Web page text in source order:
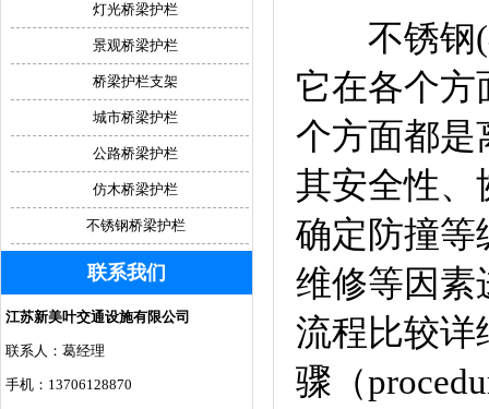
不锈钢(
它在各个方
个方面都是
其安全性、
确定防撞等
维修等因素
流程比较详
骤（
灯光桥梁护栏
景观桥梁护栏
桥梁护栏支架
城市桥梁护栏
公路桥梁护栏
仿木桥梁护栏
不锈钢桥梁护栏
联系我们
江苏新美叶交通设施有限公司
联系人：葛经理
手机：13706128870